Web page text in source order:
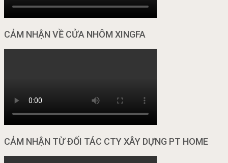
CẢM NHẬN VỀ CỬA NHÔM XINGFA
CẢM NHẬN TỪ ĐỐI TÁC CTY XÂY DỰNG PT HOME